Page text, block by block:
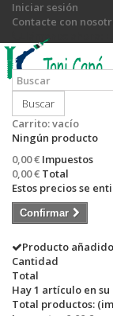
Iniciar sesión
Contacte con
Llámanos ahora:
Buscar
Carrito:vacío
Ningún producto
0,00 € Impuestos
0,00 € Total
Estos precios se
Confirmar
Producto
Cantidad
Total
Hay 1 artículo en su
Total productos: